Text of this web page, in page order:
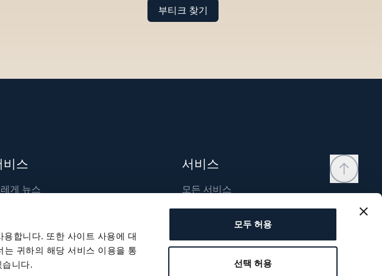
합니다. 또한 사이트 사용에 대
귀하의 해당 서비스 이용을 통
니다.
모두 허용
선택 허용
부티크 찾기
비스
게 뉴스
판물
가능성
서비스
모든 서비스
연락처
위시리스트
사용자 매뉴얼